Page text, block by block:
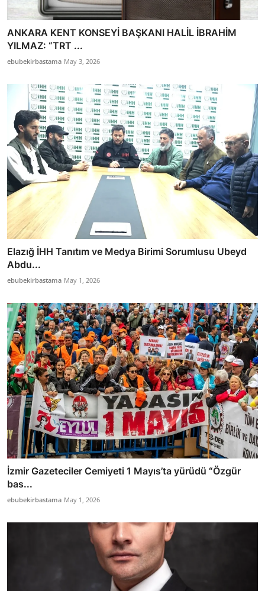
ANKARA KENT KONSEYİ BAŞKANI HALİL İBRAHİM
YILMAZ: “TRT ...
ebubekirbastama May 3, 2026
Elazığ İHH Tanıtım ve Medya Birimi Sorumlusu Ubeyd
Abdu...
ebubekirbastama May 1, 2026
İzmir Gazeteciler Cemiyeti 1 Mayıs’ta yürüdü “Özgür
bas...
ebubekirbastama May 1, 2026